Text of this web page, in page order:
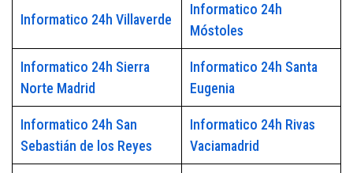
Informatico 24h Villaverde
Informatico 24h
Móstoles
Informatico 24h Sierra
Norte Madrid
Informatico 24h Santa
Eugenia
Informatico 24h San
Sebastián de los Reyes
Informatico 24h Rivas
Vaciamadrid